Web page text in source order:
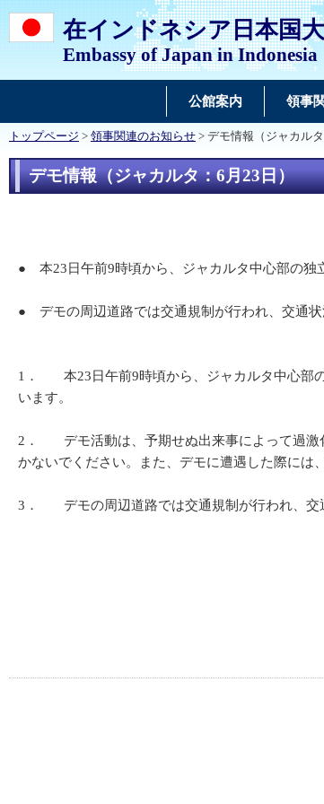
在インドネシア日本国
Embassy of Japan in Indonesia
公館案内 領事
トップページ > 領事関連のお知らせ > デモ情報（ジャカルタ
デモ情報（ジャカルタ：6月23日）
● 本23日午前9時頃から、ジャカルタ中心部の独
● デモの周辺道路では交通規制が行われ、交通状
1． 本23日午前9時頃から、ジャカルタ中心部の
います。
2． デモ活動は、予期せぬ出来事によって過激
かないでください。また、デモに遭遇した際には
3． デモの周辺道路では交通規制が行われ、交